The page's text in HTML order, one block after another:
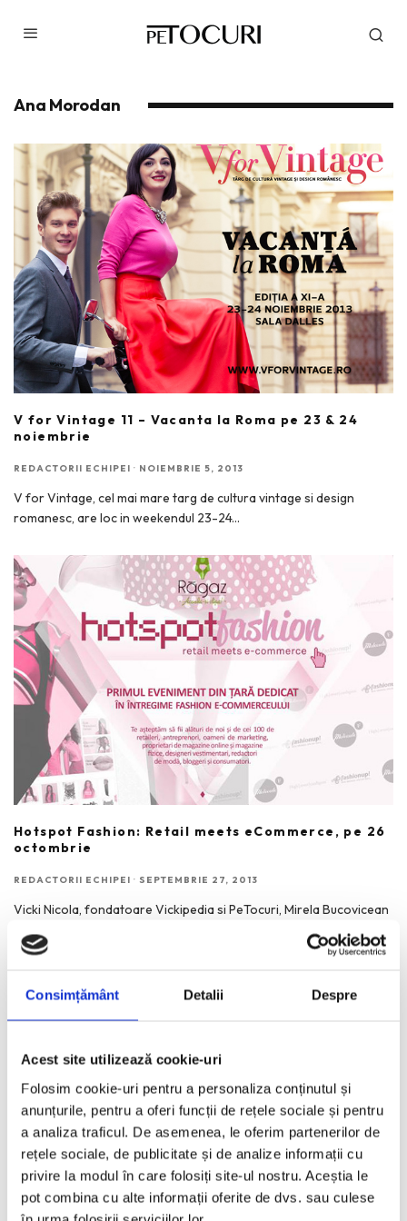
Consimțământ Detalii Despre
Acest site utilizează cookie-uri
Folosim cookie-uri pentru a personaliza conținutul și
anunțurile, pentru a oferi funcții de rețele sociale și pentru
a analiza traficul. De asemenea, le oferim partenerilor de
rețele sociale, de publicitate și de analize informații cu
privire la modul în care folosiți site-ul nostru. Aceștia le
pot combina cu alte informații oferite de dvs. sau culese
Ana Morodan
V for Vintage 11 – Vacanta la Roma pe 23 & 24
noiembrie
REDACTORII ECHIPEI · NOIEMBRIE 5, 2013
V for Vintage, cel mai mare targ de cultura vintage si design
romanesc, are loc in weekendul 23-24...
Hotspot Fashion: Retail meets eCommerce, pe 26
octombrie
REDACTORII ECHIPEI · SEPTEMBRIE 27, 2013
Vicki Nicola, fondatoare Vickipedia si PeTocuri, Mirela Bucovicean
15 lucruri memorabile aflate la Digital Divas by
AVON!
REDACTORII ECHIPEI · IUNIE 27, 2013
Unii dintre cei mai importanti bloggeri, editori si specialisti in
comunicarea online de la noi au prezentat povestea...
Design your world now – Tehnologie, design, stil
REDACTORII ECHIPEI · MAI 25, 2013